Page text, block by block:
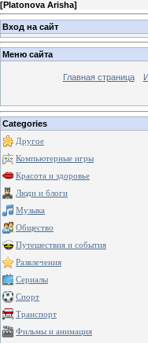
[Platonova Arisha]
Вход на сайт
Меню сайта
Главная страница
Categories
Другое
Компьютерные игры
Красота и здоровье
Люди и блоги
Музыка
Общество
Путешествия и события
Развлечения
Сериалы
Спорт
Транспорт
Фильмы и анимация